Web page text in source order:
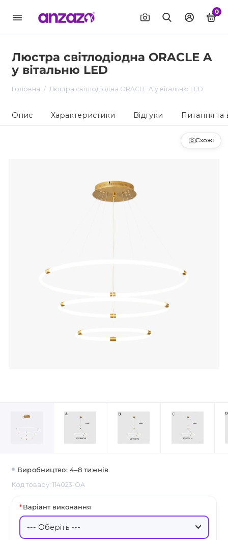
0
Люстра світлодіодна ORACLE A
у вітальню LED
Головна Люстра світлодіодна ORACLE A у вітальню LED
Опис Характеристики Відгуки Питання та
Схожі
Виробництво: 4–8 тижнів
Код товару: 114023-OA
Варіант виконання